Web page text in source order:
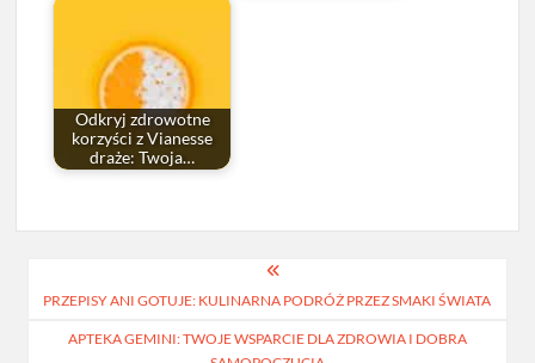
Odkryj zdrowotne
korzyści z Vianesse
draże: Twoja…
wpisu
PRZEPISY ANI GOTUJE: KULINARNA PODRÓŻ PRZEZ SMAKI ŚWIATA
APTEKA GEMINI: TWOJE WSPARCIE DLA ZDROWIA I DOBRA